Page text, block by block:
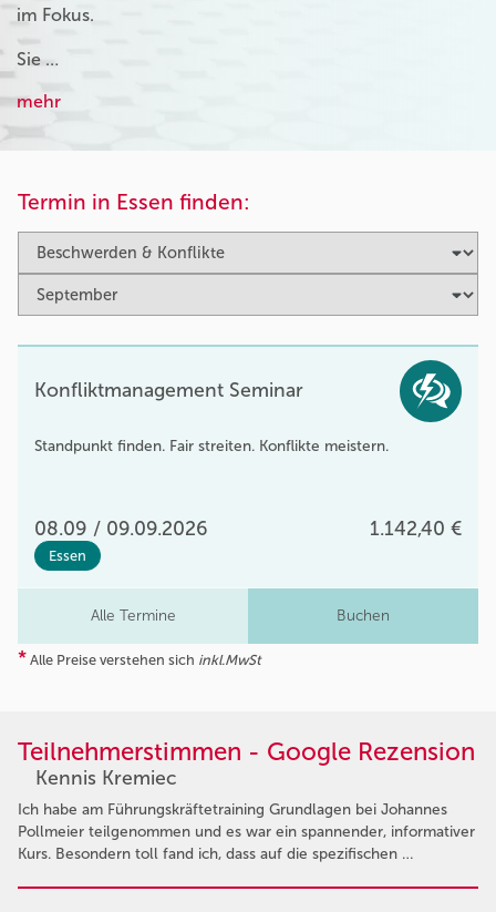
im Fokus.
Sie …
mehr
Termin in Essen finden:
Konfliktmanagement Seminar
Standpunkt finden. Fair streiten. Konflikte meistern.
08.09 / 09.09.2026 1.142,40 €
Essen
Alle Termine Buchen
* Alle Preise verstehen sich inkl.MwSt
Teilnehmerstimmen - Google Rezension
Kennis Kremiec
Ich habe am Führungskräftetraining Grundlagen bei Johannes
Pollmeier teilgenommen und es war ein spannender, informativer
Kurs. Besondern toll fand ich, dass auf die spezifischen …